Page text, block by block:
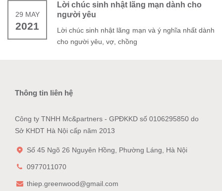
29 MAY
2021
Lời chúc sinh nhật lãng mạn dành cho
người yêu
Lời chúc sinh nhật lãng mạn và ý nghĩa nhất dành
cho người yêu, vợ, chồng
Thông tin liên hệ
Công ty TNHH Mc&partners - GPĐKKD số 0106295850 do
Sở KHDT Hà Nội cấp năm 2013
Số 45 Ngõ 26 Nguyên Hồng, Phường Láng, Hà Nội
0977011070
thiep.greenwood@gmail.com